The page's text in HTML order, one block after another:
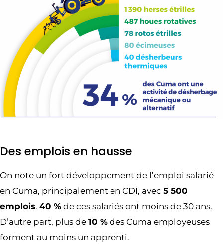
Des emplois en hausse
On note un fort développement de l’emploi salarié
en Cuma, principalement en CDI, avec 5 500
emplois. 40 % de ces salariés ont moins de 30 ans.
D’autre part, plus de 10 % des Cuma employeuses
forment au moins un apprenti.